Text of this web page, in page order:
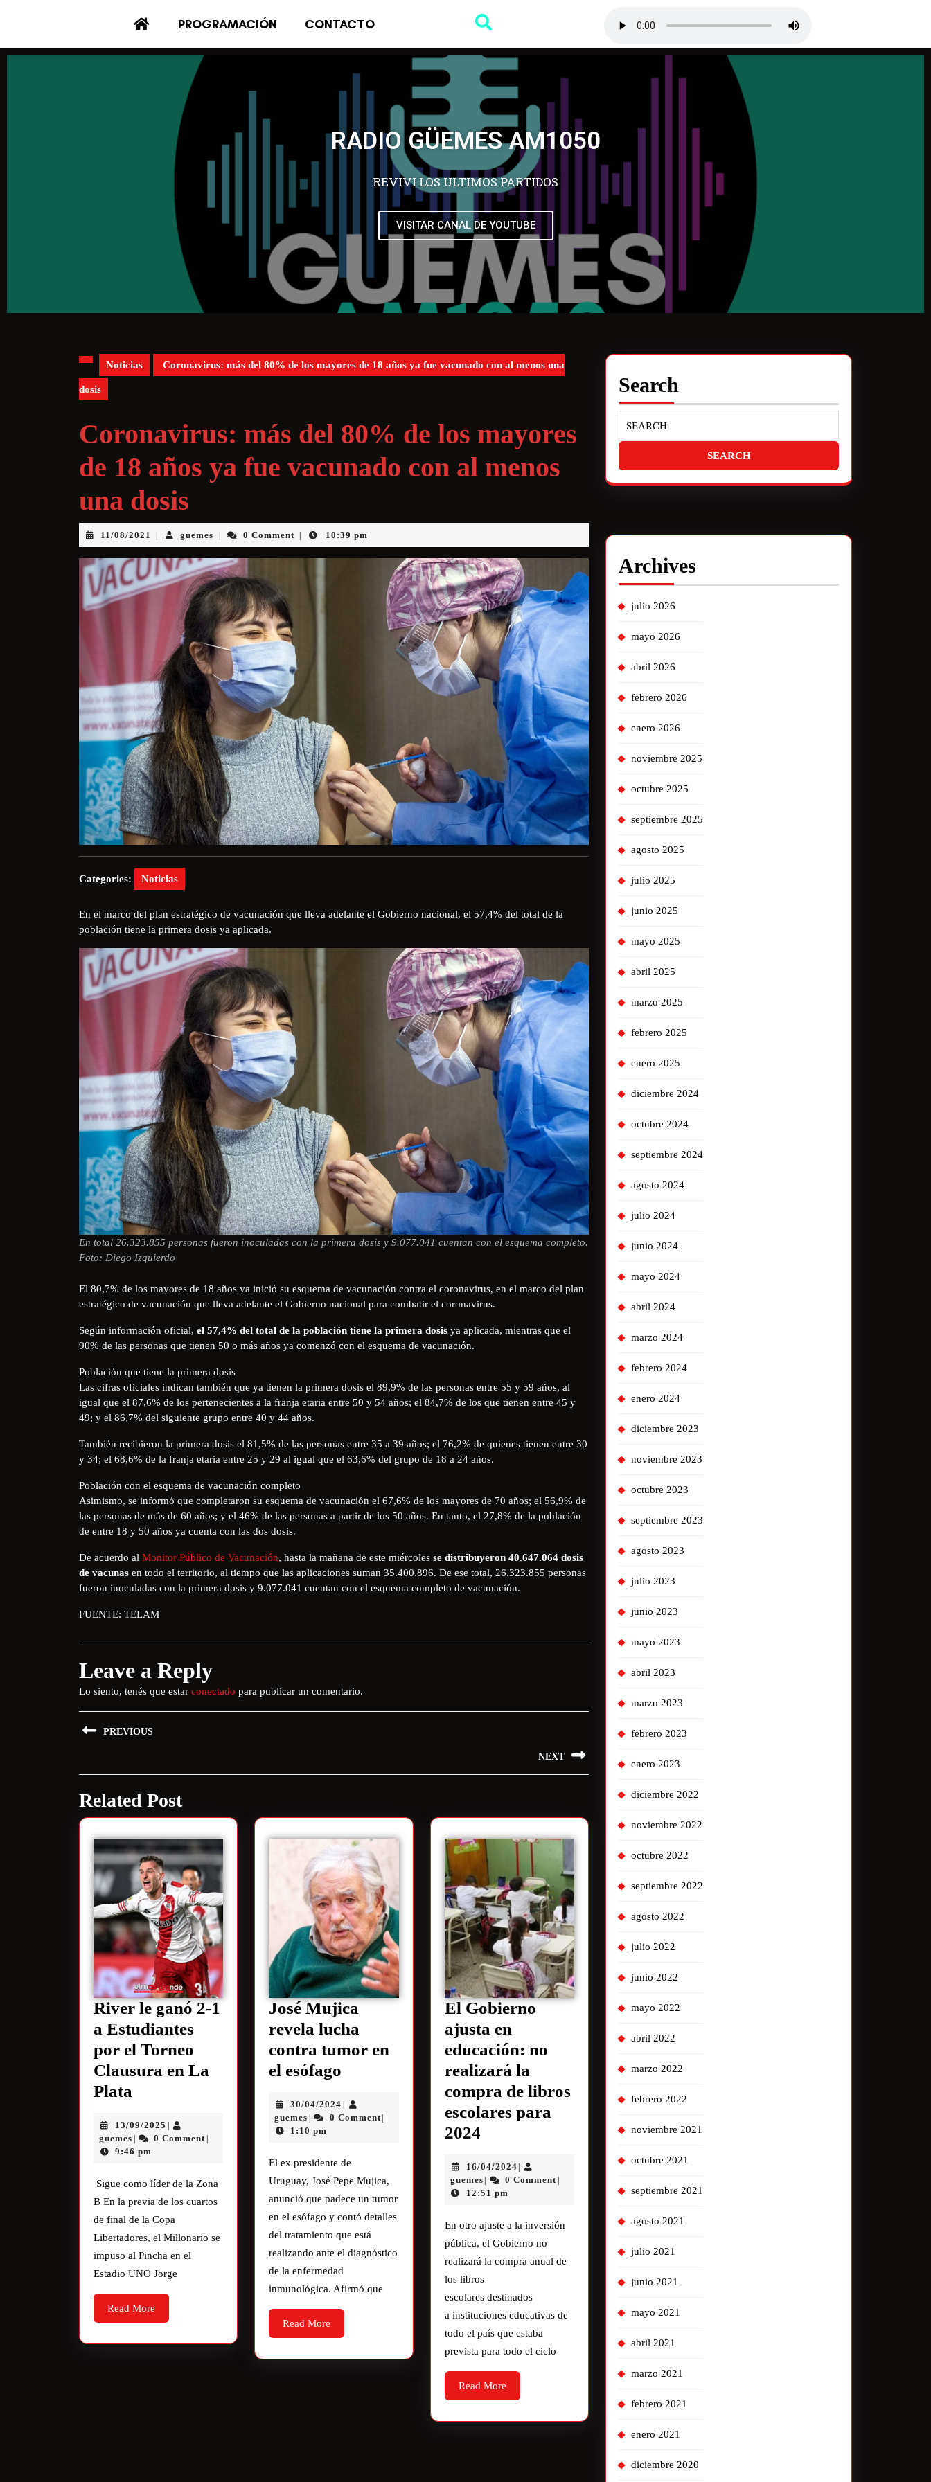
PROGRAMACIÓN CONTACTO
RADIO GÜEMES AM1050
REVIVI LOS ULTIMOS PARTIDOS
VISITAR CANAL DE YOUTUBE
Noticias Coronavirus: más del 80% de los mayores de 18 años ya fue vacunado con al menos una
dosis
Coronavirus: más del 80% de los mayores
de 18 años ya fue vacunado con al menos
una dosis
11/08/2021 guemes 0 Comment 10:39 pm
Categories: Noticias
En el marco del plan estratégico de vacunación que lleva adelante el Gobierno nacional, el 57,4% del total de la
población tiene la primera dosis ya aplicada.
En total 26.323.855 personas fueron inoculadas con la primera dosis y 9.077.041 cuentan con el esquema completo.
Foto: Diego Izquierdo
El 80,7% de los mayores de 18 años ya inició su esquema de vacunación contra el coronavirus, en el marco del plan
estratégico de vacunación que lleva adelante el Gobierno nacional para combatir el coronavirus.
Según información oficial, el 57,4% del total de la población tiene la primera dosis ya aplicada, mientras que el
90% de las personas que tienen 50 o más años ya comenzó con el esquema de vacunación.
Población que tiene la primera dosis
Las cifras oficiales indican también que ya tienen la primera dosis el 89,9% de las personas entre 55 y 59 años, al
igual que el 87,6% de los pertenecientes a la franja etaria entre 50 y 54 años; el 84,7% de los que tienen entre 45 y
49; y el 86,7% del siguiente grupo entre 40 y 44 años.
También recibieron la primera dosis el 81,5% de las personas entre 35 a 39 años; el 76,2% de quienes tienen entre 30
y 34; el 68,6% de la franja etaria entre 25 y 29 al igual que el 63,6% del grupo de 18 a 24 años.
Población con el esquema de vacunación completo
Asimismo, se informó que completaron su esquema de vacunación el 67,6% de los mayores de 70 años; el 56,9% de
las personas de más de 60 años; y el 46% de las personas a partir de los 50 años. En tanto, el 27,8% de la población
de entre 18 y 50 años ya cuenta con las dos dosis.
De acuerdo al Monitor Público de Vacunación, hasta la mañana de este miércoles se distribuyeron 40.647.064 dosis
de vacunas en todo el territorio, al tiempo que las aplicaciones suman 35.400.896. De ese total, 26.323.855 personas
fueron inoculadas con la primera dosis y 9.077.041 cuentan con el esquema completo de vacunación.
FUENTE: TELAM
Leave a Reply
Lo siento, tenés que estar conectado para publicar un comentario.
PREVIOUS
NEXT
Related Post
River le ganó 2-1
a Estudiantes
por el Torneo
Clausura en La
Plata
13/09/2025 |
guemes | 0 Comment |
9:46 pm
Sigue como líder de la Zona
B En la previa de los cuartos
de final de la Copa
Libertadores, el Millonario se
impuso al Pincha en el
Estadio UNO Jorge
Read More
José Mujica
revela lucha
contra tumor en
el esófago
30/04/2024 |
guemes | 0 Comment|
1:10 pm
El ex presidente de
Uruguay, José Pepe Mujica,
anunció que padece un tumor
en el esófago y contó detalles
del tratamiento que está
realizando ante el diagnóstico
de la enfermedad
inmunológica. Afirmó que
Read More
El Gobierno
ajusta en
educación: no
realizará la
compra de libros
escolares para
2024
16/04/2024|
guemes| 0 Comment |
12:51 pm
En otro ajuste a la inversión
pública, el Gobierno no
realizará la compra anual de
los libros
escolares destinados
a instituciones educativas de
todo el país que estaba
prevista para todo el ciclo
Read More
Search
Archives
julio 2026
mayo 2026
abril 2026
febrero 2026
enero 2026
noviembre 2025
octubre 2025
septiembre 2025
agosto 2025
julio 2025
junio 2025
mayo 2025
abril 2025
marzo 2025
febrero 2025
enero 2025
diciembre 2024
octubre 2024
septiembre 2024
agosto 2024
julio 2024
junio 2024
mayo 2024
abril 2024
marzo 2024
febrero 2024
enero 2024
diciembre 2023
noviembre 2023
octubre 2023
septiembre 2023
agosto 2023
julio 2023
junio 2023
mayo 2023
abril 2023
marzo 2023
febrero 2023
enero 2023
diciembre 2022
noviembre 2022
octubre 2022
septiembre 2022
agosto 2022
julio 2022
junio 2022
mayo 2022
abril 2022
marzo 2022
febrero 2022
noviembre 2021
octubre 2021
septiembre 2021
agosto 2021
julio 2021
junio 2021
mayo 2021
abril 2021
marzo 2021
febrero 2021
enero 2021
diciembre 2020